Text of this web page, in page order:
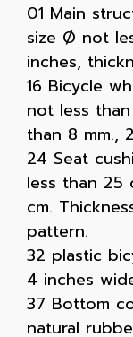
01 Main
size Ø not
inches,
16 Bicycle
not less
than 8 mm.,
24 Seat
less than 25
cm.
pattern.
32 plastic
4 inches
37 Bottom
natural